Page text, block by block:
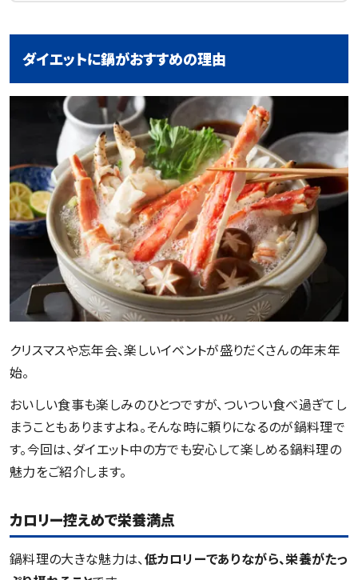
ダイエットに鍋がおすすめの理由
クリスマスや忘年会、楽しいイベントが盛りだくさんの年末年
始。
おいしい食事も楽しみのひとつですが、ついつい食べ過ぎてし
まうこともありますよね。そんな時に頼りになるのが鍋料理で
す。今回は、ダイエット中の方でも安心して楽しめる鍋料理の
魅力をご紹介します。
カロリー控えめで栄養満点
鍋料理の大きな魅力は、低カロリーでありながら、栄養がたっ